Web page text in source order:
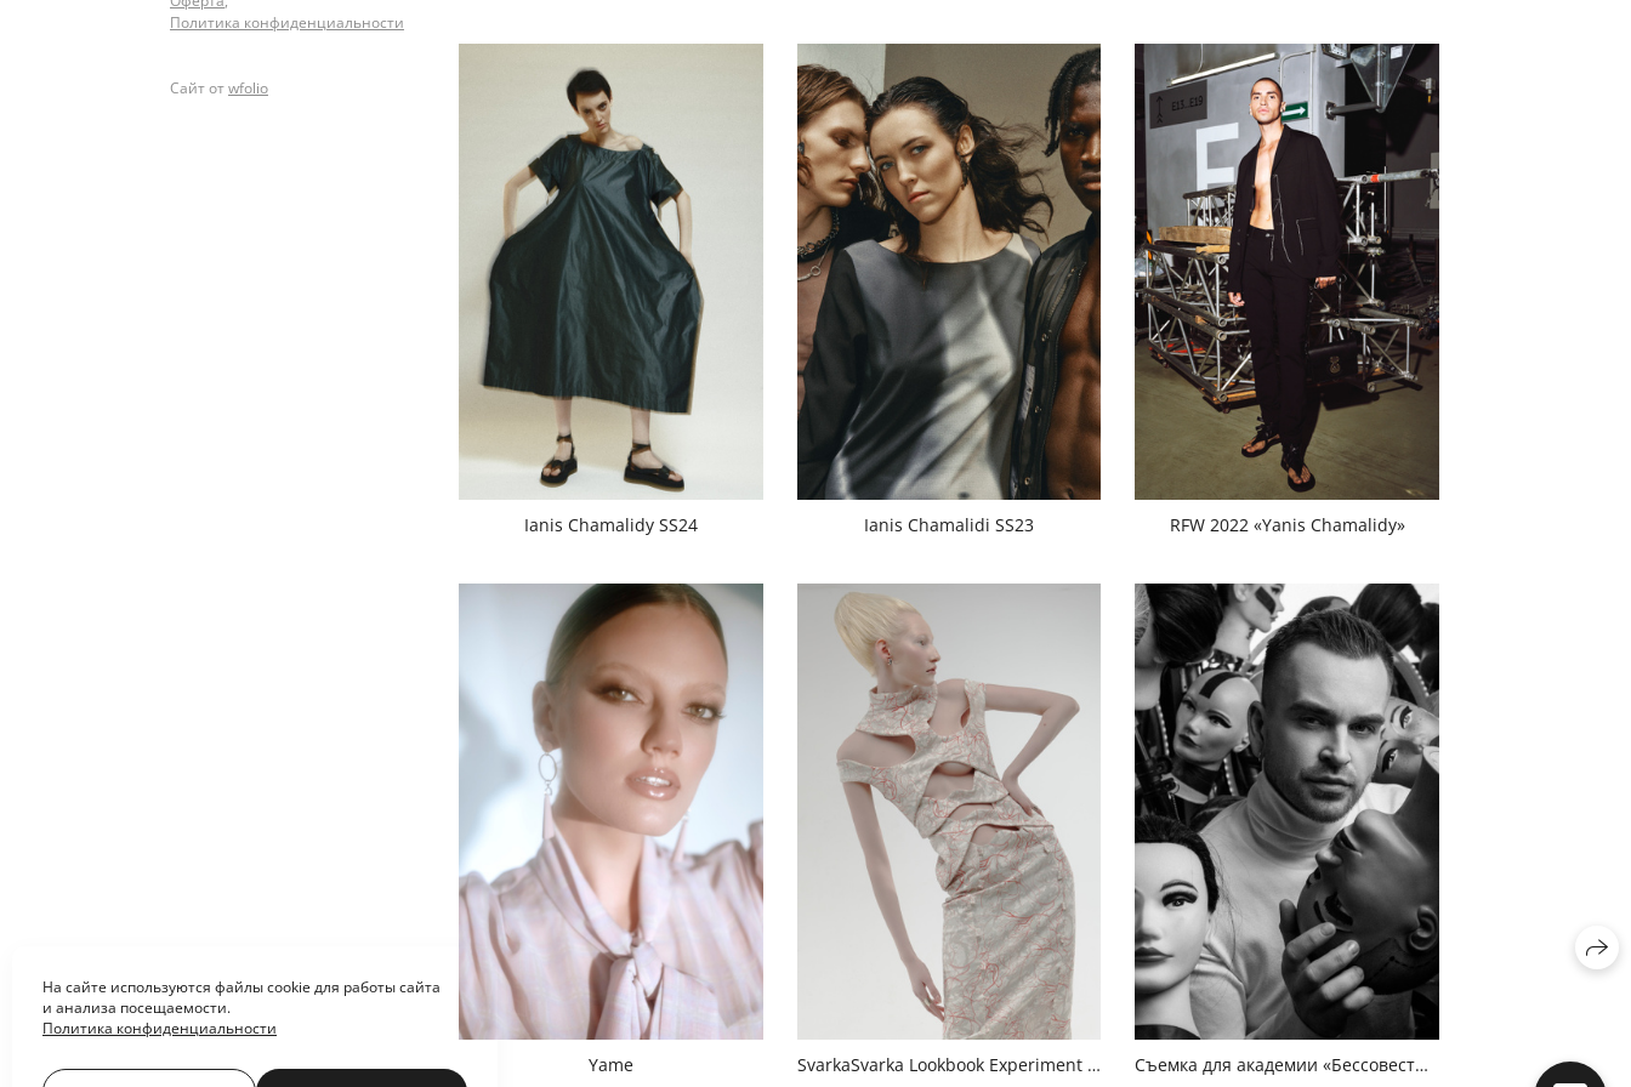
Политика конфиденциальности
Сайт отwfolio
Ianis Chamalidy SS24 Ianis Chamalidi SS23 RFW 2022 «Yanis Chamalidy»
Yame SvarkaSvarka Lookbook Experiment #7 Съемка для академии «Бессовестно талантливый»
На сайте используются файлы cookie для работы сайта
и анализа посещаемости.
Политика конфиденциальности